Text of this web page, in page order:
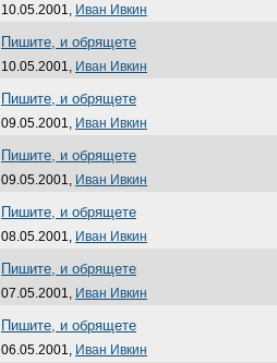
10.05.2001, Иван Ивкин
Пишите, и обрящете
10.05.2001, Иван Ивкин
Пишите, и обрящете
09.05.2001, Иван Ивкин
Пишите, и обрящете
09.05.2001, Иван Ивкин
Пишите, и обрящете
08.05.2001, Иван Ивкин
Пишите, и обрящете
07.05.2001, Иван Ивкин
Пишите, и обрящете
06.05.2001, Иван Ивкин